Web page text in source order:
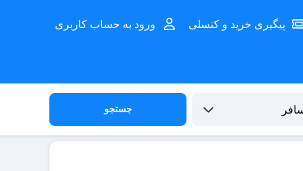
پیگیری خرید و کنسلی ورود به حساب کاربری
جستجو